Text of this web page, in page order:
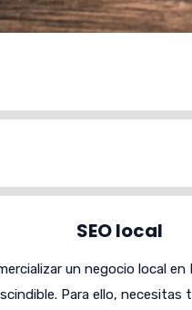
SEO local
un negocio local
Para ello, necesitas